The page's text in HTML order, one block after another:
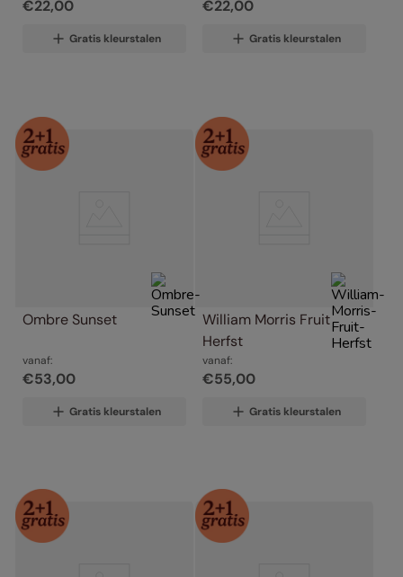
€22,00
Gratis kleurstalen
€22,00
Gratis kleurstalen
Ombre Sunset
vanaf:
€53,00
Gratis kleurstalen
William Morris Fruit
Herfst
vanaf:
€55,00
Gratis kleurstalen